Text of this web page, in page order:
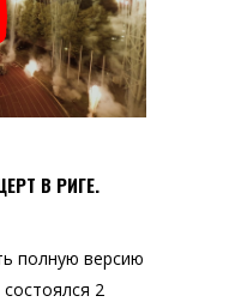
В РИГЕ.
полную версию
2